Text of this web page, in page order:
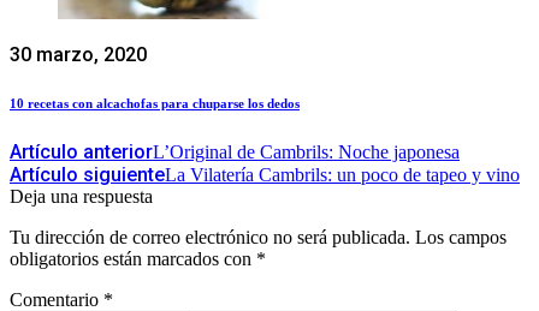
30 marzo, 2020
10 recetas con alcachofas para chuparse los dedos
Artículo anteriorL’Original de Cambrils: Noche japonesa
Artículo siguienteLa Vilatería Cambrils: un poco de tapeo y vino
Deja una respuesta
Tu dirección de correo electrónico no será publicada. Los campos
obligatorios están marcados con *
Comentario *